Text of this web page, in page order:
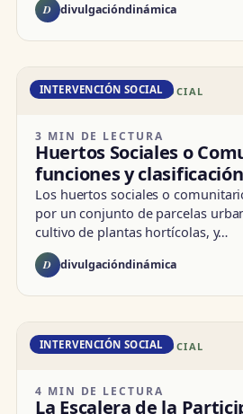
D divulgacióndinámica
DD · INTERVENCIÓN SOCIAL
INTERVENCIÓN SOCIAL
3 MIN DE LECTURA
Huertos Sociales o
funciones y clasificación
Los huertos sociales o
por un conjunto de parcelas
cultivo de plantas hortícolas, y…
D divulgacióndinámica
DD · INTERVENCIÓN SOCIAL
INTERVENCIÓN SOCIAL
4 MIN DE LECTURA
La Escalera de la